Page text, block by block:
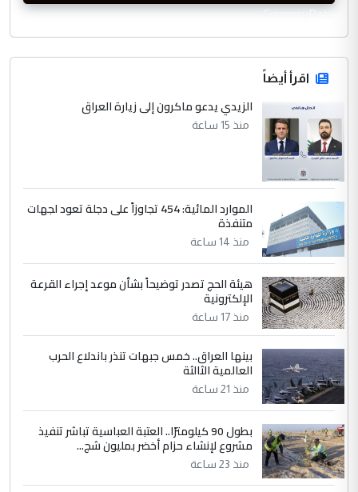
CurrencyRate
اقرأ أيضاً
الزيدي يدعو ماكرون إلى زيارة العراق
منذ 15 ساعة
الموارد المائية: 454 تجاوزاً على دجلة تعود لجهات
متنفذة
منذ 14 ساعة
هيئة الحج تصدر توضيحاً بشأن موعد إجراء القرعة
الإلكترونية
منذ 17 ساعة
بينها العراق.. خمس جبهات تنذر باندلاع الحرب
العالمية الثالثة
منذ 21 ساعة
بطول 90 كيلومترًا.. العتبة العباسية تباشر تنفيذ
مشروع لإنشاء حزام أخضر بمليون شج...
منذ 23 ساعة